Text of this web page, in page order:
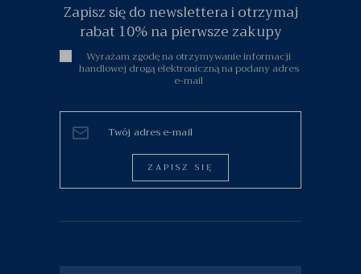
Zapisz się do newslettera i otrzymaj
rabat 10% na pierwsze zakupy
Wyrażam zgodę na otrzymywanie informacji
handlowej drogą elektroniczną na podany adres
e-mail
ZAPISZ SIĘ